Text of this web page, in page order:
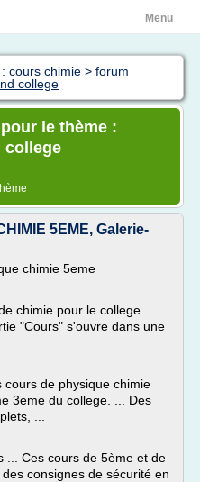
Menu
cours chimie > forum
college
le thème :
college
5EME, Galerie-
chimie 5eme
chimie pour le college
"Cours" s'ouvre dans une
de physique chimie
3eme du college. ... Des
...
... Ces cours de 5ème et de
consignes de sécurité en